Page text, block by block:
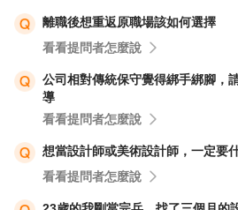
離職後想重返原職場該如何選擇
看看提問者怎麼說
公司相對傳統保守覺得綁手綁腳，
導
看看提問者怎麼說
想當設計師或美術設計師，一定要
看看提問者怎麼說